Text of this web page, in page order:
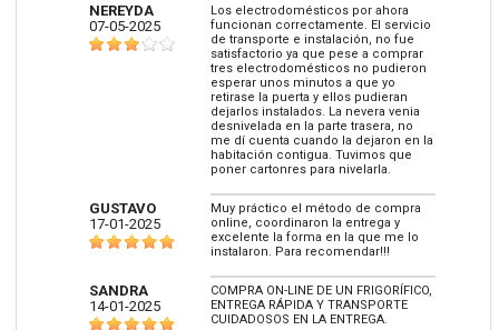
NEREYDA
07-05-2025
Los electrodomésticos por ahora
funcionan correctamente. El servicio
de transporte e instalación, no fue
satisfactorio ya que pese a comprar
tres electrodomésticos no pudieron
esperar unos minutos a que yo
retirase la puerta y ellos pudieran
dejarlos instalados. La nevera venia
desnivelada en la parte trasera, no
me dí cuenta cuando la dejaron en la
habitación contigua. Tuvimos que
poner cartonres para nivelarla.
GUSTAVO
17-01-2025
Muy práctico el método de compra
online, coordinaron la entrega y
excelente la forma en la que me lo
instalaron. Para recomendar!!!
SANDRA
14-01-2025
COMPRA ON-LINE DE UN FRIGORÍFICO,
ENTREGA RÁPIDA Y TRANSPORTE
CUIDADOSOS EN LA ENTREGA.